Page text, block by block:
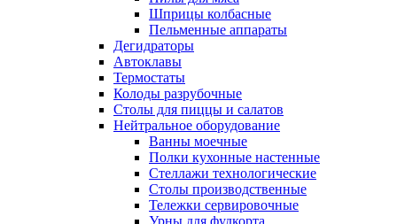
Шприцы колбасные
Пельменные аппараты
Дегидраторы
Автоклавы
Термостаты
Колоды разрубочные
Столы для пиццы и салатов
Нейтральное оборудование
Ванны моечные
Полки кухонные настенные
Стеллажи технологические
Столы производственные
Тележки сервировочные
Урны для фудкорта